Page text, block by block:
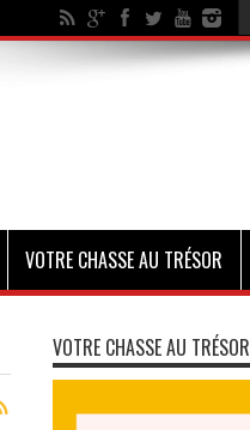
VOTRE CHASSE AU TRÉSOR
VOTRE CHASSE AU TRÉSOR